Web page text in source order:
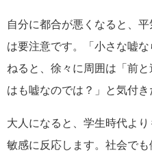
自分に都合が悪くなると、
は要注意です。「小さな嘘
ねると、徐々に周囲は「前
はも嘘なのでは？」と気付き
大人になると、学生時代よ
敏感に反応します。社会で